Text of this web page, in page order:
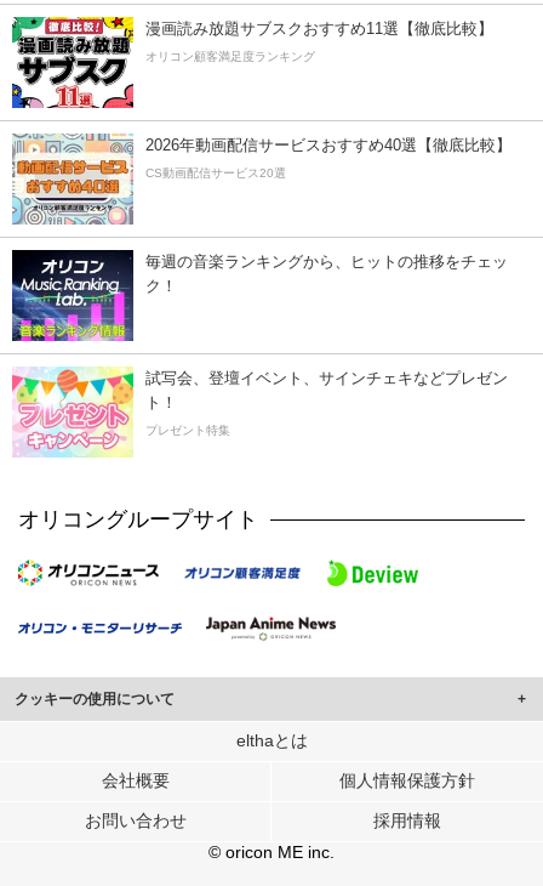
漫画読み放題サブスクおすすめ11選【徹底比較】
オリコン顧客満足度ランキング
2026年動画配信サービスおすすめ40選【徹底比較】
CS動画配信サービス20選
毎週の音楽ランキングから、ヒットの推移をチェッ
ク！
試写会、登壇イベント、サインチェキなどプレゼン
ト！
プレゼント特集
オリコングループサイト
クッキーの使用について
このサイトでは Cookie を使用して、ユーザーに合わせたコンテンツや広告の
行っています。
メディアや広告配信、データ解析の各パートナーに提供しています。
各パートナーは、この情報とユーザーが各パートナーに提供した他の情報や、
ユーザーが各パートナーのサービスを使用したときに収集した他の情報を組み
elthaとは
会社概要 個人情報保護方針
お問い合わせ
採用情報
© oricon ME inc.